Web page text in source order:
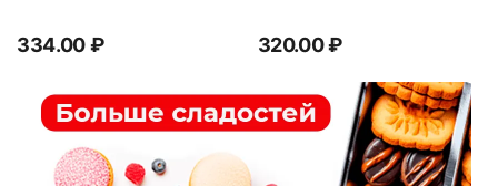
334.00₽ 320.00₽